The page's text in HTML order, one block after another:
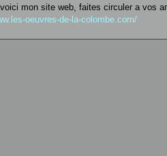
mon site web, faites circuler a vos
oeuvres-de-la-colombe.com/